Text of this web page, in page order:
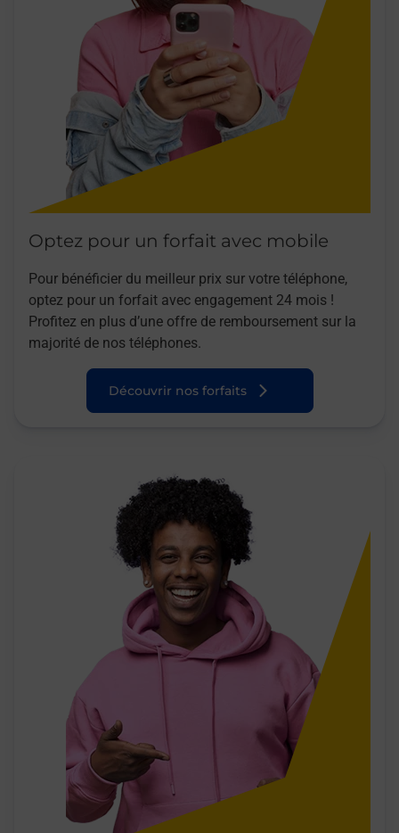
Optez pour un forfait avec mobile
Pour bénéficier du meilleur prix sur votre téléphone,
optez pour un forfait avec engagement 24 mois !
Profitez en plus d’une offre de remboursement sur la
majorité de nos téléphones.
Découvrir nos forfaits